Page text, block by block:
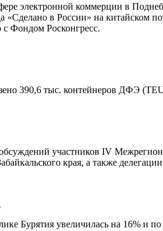
электронной коммерции в
в России» на китайском
Фондом Росконгресс.
390,6 тыс. контейнеров ДФЭ
участников IV
края, а также
Бурятия увеличилась на 16%